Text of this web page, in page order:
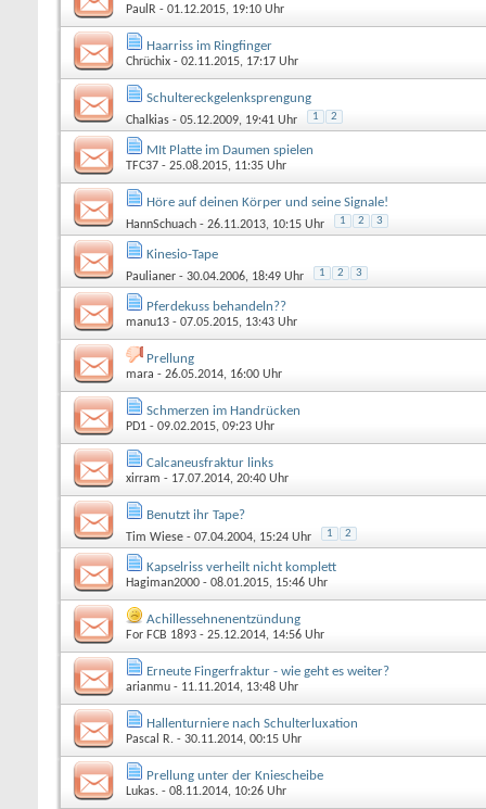
PaulR - 01.12.2015, 19:10 Uhr
Haarriss im Ringfinger
Chrüchix - 02.11.2015, 17:17 Uhr
Schultereckgelenksprengung
Chalkias - 05.12.2009, 19:41 Uhr 1 2
MIt Platte im Daumen spielen
TFC37 - 25.08.2015, 11:35 Uhr
Höre auf deinen Körper und seine Signale!
HannSchuach - 26.11.2013, 10:15 Uhr 1 2 3
Kinesio-Tape
Paulianer - 30.04.2006, 18:49 Uhr 1 2 3
Pferdekuss behandeln??
manu13 - 07.05.2015, 13:43 Uhr
Prellung
mara - 26.05.2014, 16:00 Uhr
Schmerzen im Handrücken
PD1 - 09.02.2015, 09:23 Uhr
Calcaneusfraktur links
xirram - 17.07.2014, 20:40 Uhr
Benutzt ihr Tape?
Tim Wiese - 07.04.2004, 15:24 Uhr 1 2
Kapselriss verheilt nicht komplett
Hagiman2000 - 08.01.2015, 15:46 Uhr
Achillessehnenentzündung
For FCB 1893 - 25.12.2014, 14:56 Uhr
Erneute Fingerfraktur - wie geht es weiter?
arianmu - 11.11.2014, 13:48 Uhr
Hallenturniere nach Schulterluxation
Pascal R. - 30.11.2014, 00:15 Uhr
Prellung unter der Kniescheibe
Lukas. - 08.11.2014, 10:26 Uhr